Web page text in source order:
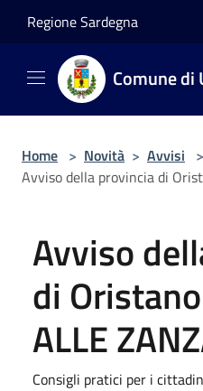
Regione Sardegna
Comune di
Home > Novità > Avvisi >
Avviso della provincia di
Avviso
di
ALLE
Consigli pratici per i